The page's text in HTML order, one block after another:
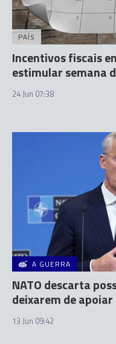
PAÍS
Incentivos fiscais
estimular semana
24 Jun 07:38
A GUERRA
NATO descarta
deixarem de
13 Jun 09:42